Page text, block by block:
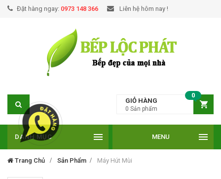
Đặt hàng ngay: 0973 148 366 Liên hệ hôm nay !
GIỎ HÀNG
0
0 Sản phẩm
DANH MỤC MENU
Trang Chủ Sản Phẩm Máy Hút Mùi